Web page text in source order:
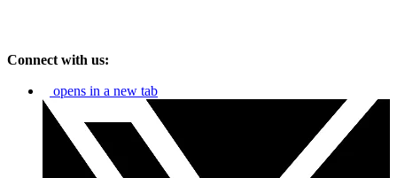
Connect with us:
opens in a new tab